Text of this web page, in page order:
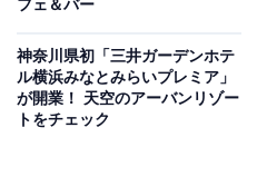
フェ＆バー
神奈川県初「三井ガーデンホテ
ル横浜みなとみらいプレミア」
が開業！ 天空のアーバンリゾー
トをチェック